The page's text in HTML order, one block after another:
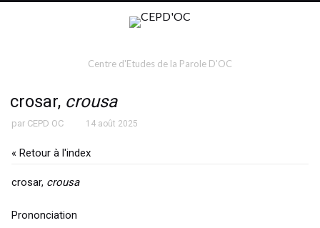
Centre d'Etudes de la Parole D'OC
crosar, crousa
par CEPD OC 14 août 2025
« Retour à l'index
crosar, crousa
Prononciation